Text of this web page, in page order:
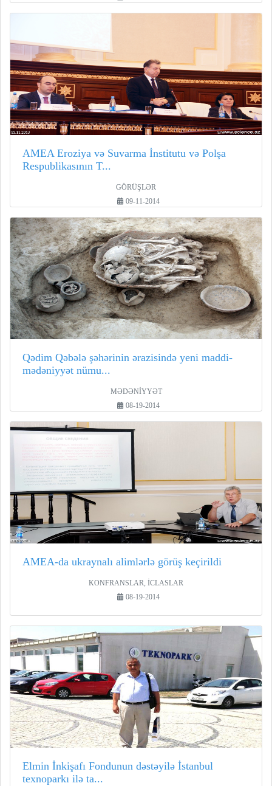
AMEA Eroziya və Suvarma İnstitutu və Polşa
Respublikasının T...
GÖRÜŞLƏR
09-11-2014
Qədim Qəbələ şəhərinin ərazisində yeni maddi-
mədəniyyət nümu...
MƏDƏNİYYƏT
08-19-2014
AMEA-da ukraynalı alimlərlə görüş keçirildi
KONFRANSLAR, İCLASLAR
08-19-2014
Elmin İnkişafı Fondunun dəstəyilə İstanbul
texnoparkı ilə ta...